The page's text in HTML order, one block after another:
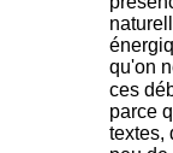
qu'on
ces
parce
textes,